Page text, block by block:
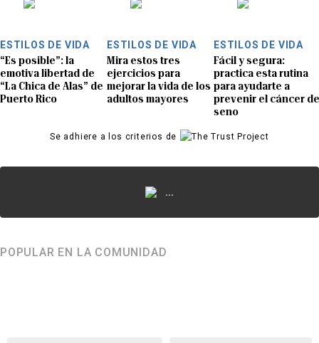
ESTILOS DE VIDA
“Es posible”: la
emotiva libertad de
“La Chica de Alas” de
Puerto Rico
ESTILOS DE VIDA
Mira estos tres
ejercicios para
mejorar la vida de los
adultos mayores
ESTILOS DE VIDA
Fácil y segura:
practica esta rutina
para ayudarte a
prevenir el cáncer de
seno
Se adhiere a los criterios de
...
POPULAR EN LA COMUNIDAD